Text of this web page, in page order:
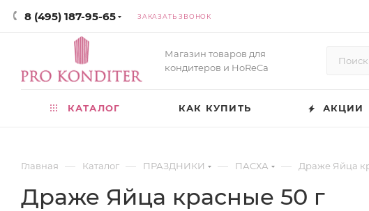
8 (495) 187-95-65 ЗАКАЗАТЬ ЗВОНОК
Магазин товаров для
кондитеров и HoReCa
КАТАЛОГ КАК КУПИТЬ АКЦИИ
Главная — Каталог — ПРАЗДНИКИ — ПАСХА — Драже Яйца
Драже Яйца красные 50 г